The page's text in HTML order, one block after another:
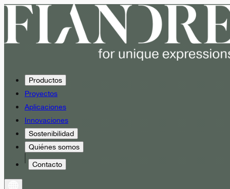
Productos
Proyectos
Aplicaciones
Innovaciones
Sostenibilidad
Quiénes somos
Contacto